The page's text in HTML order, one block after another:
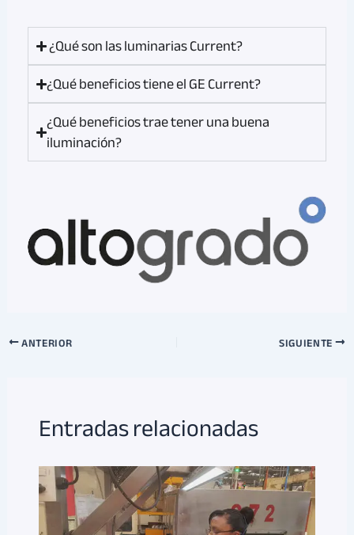
¿Qué son las luminarias Current?
¿Qué beneficios tiene el GE Current?
¿Qué beneficios trae tener una buena
iluminación?
ANTERIOR SIGUIENTE
Entradas relacionadas